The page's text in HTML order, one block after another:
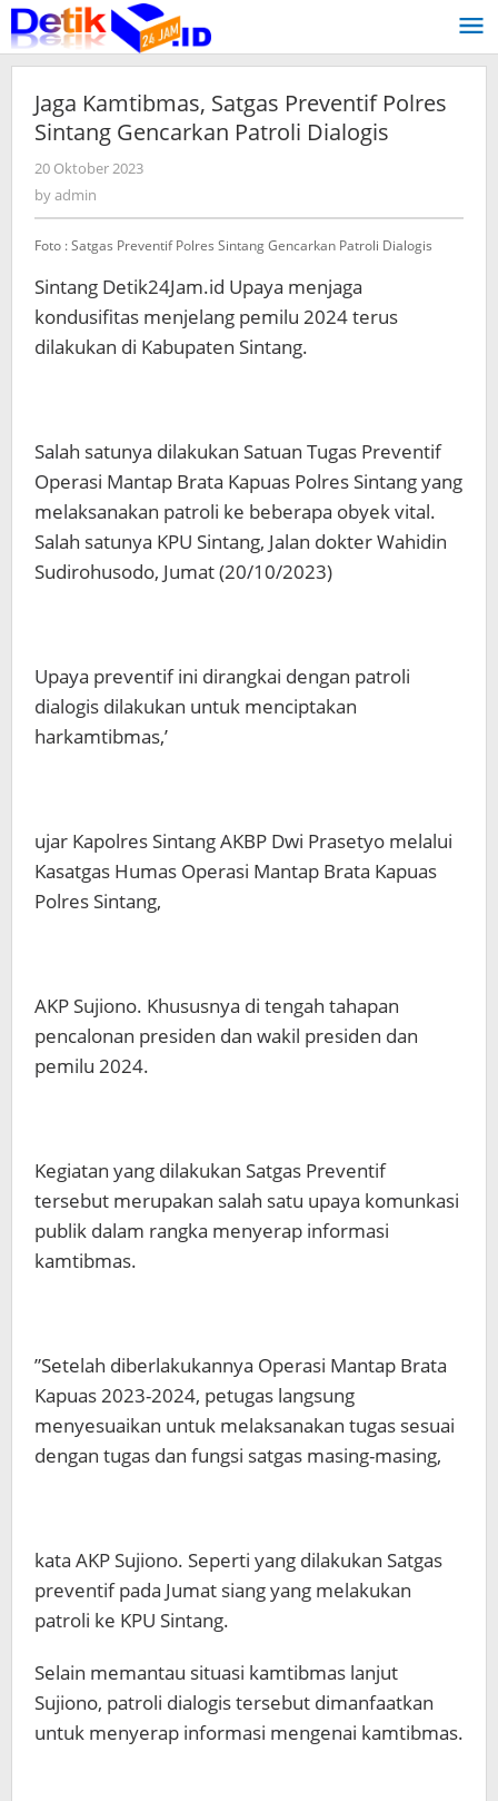
Skip
to
content
Jaga Kamtibmas, Satgas Preventif Polres
Sintang Gencarkan Patroli Dialogis
20 Oktober 2023
byadmin
Foto : Satgas Preventif Polres Sintang Gencarkan Patroli Dialogis
Sintang Detik24Jam.id Upaya menjaga
kondusifitas menjelang pemilu 2024 terus
dilakukan di Kabupaten Sintang.
Salah satunya dilakukan Satuan Tugas Preventif
Operasi Mantap Brata Kapuas Polres Sintang yang
melaksanakan patroli ke beberapa obyek vital.
Salah satunya KPU Sintang, Jalan dokter Wahidin
Sudirohusodo, Jumat (20/10/2023)
Upaya preventif ini dirangkai dengan patroli
dialogis dilakukan untuk menciptakan
harkamtibmas,’
ujar Kapolres Sintang AKBP Dwi Prasetyo melalui
Kasatgas Humas Operasi Mantap Brata Kapuas
Polres Sintang,
AKP Sujiono. Khususnya di tengah tahapan
pencalonan presiden dan wakil presiden dan
pemilu 2024.
Kegiatan yang dilakukan Satgas Preventif
tersebut merupakan salah satu upaya komunkasi
publik dalam rangka menyerap informasi
kamtibmas.
”Setelah diberlakukannya Operasi Mantap Brata
Kapuas 2023-2024, petugas langsung
menyesuaikan untuk melaksanakan tugas sesuai
dengan tugas dan fungsi satgas masing-masing,
kata AKP Sujiono. Seperti yang dilakukan Satgas
preventif pada Jumat siang yang melakukan
patroli ke KPU Sintang.
Selain memantau situasi kamtibmas lanjut
Sujiono, patroli dialogis tersebut dimanfaatkan
untuk menyerap informasi mengenai kamtibmas.